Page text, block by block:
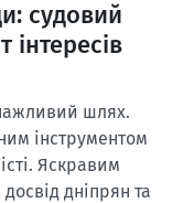
судовий
інтересів
шлях.
інструментом
Яскравим
дніпрян та